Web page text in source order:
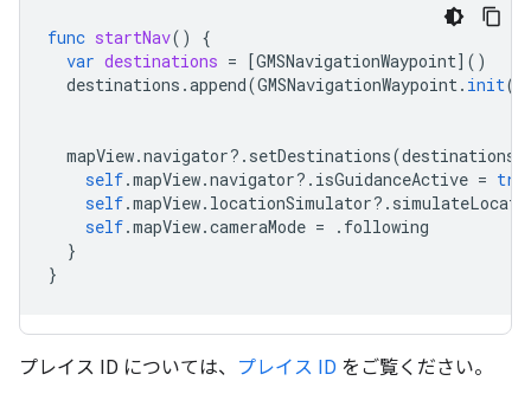
func startNav()
{
var destinations = [GMSNavigationWaypoint]()
destinations .append(GMSNavigationWaypoint. init(
mapView.navigator?. setDestinations(destinations
self.mapView.navigator?. isGuidanceActive =
self.mapView. locationSimulator?.
self.mapView.cameraMode = . following
}
}
プレイス ID については、 プレイス ID をご覧ください。